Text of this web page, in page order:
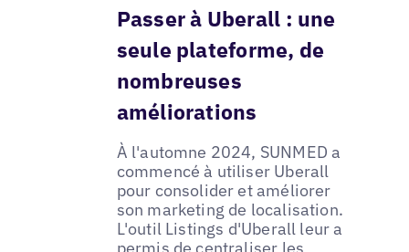
Passer à Uberall : une
seule plateforme, de
nombreuses
améliorations
À l'automne 2024, SUNMED a
commencé à utiliser Uberall
pour consolider et améliorer
son marketing de localisation.
L'outil Listings d'Uberall leur a
permis de centraliser les